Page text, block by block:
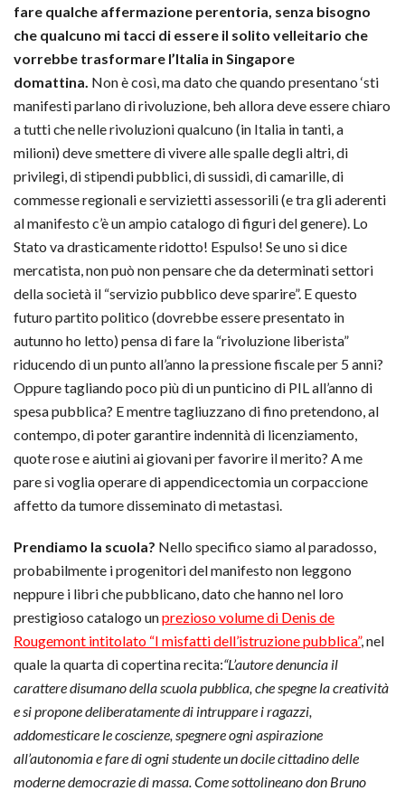
fare qualche affermazione perentoria, senza bisogno
che qualcuno mi tacci di essere il solito velleitario che
vorrebbe trasformare l’Italia in Singapore
domattina. Non è così, ma dato che quando presentano ‘sti
manifesti parlano di rivoluzione, beh allora deve essere chiaro
a tutti che nelle rivoluzioni qualcuno (in Italia in tanti, a
milioni) deve smettere di vivere alle spalle degli altri, di
privilegi, di stipendi pubblici, di sussidi, di camarille, di
commesse regionali e servizietti assessorili (e tra gli aderenti
al manifesto c’è un ampio catalogo di figuri del genere). Lo
Stato va drasticamente ridotto! Espulso! Se uno si dice
mercatista, non può non pensare che da determinati settori
della società il “servizio pubblico deve sparire”. E questo
futuro partito politico (dovrebbe essere presentato in
autunno ho letto) pensa di fare la “rivoluzione liberista”
riducendo di un punto all’anno la pressione fiscale per 5 anni?
Oppure tagliando poco più di un punticino di PIL all’anno di
spesa pubblica? E mentre tagliuzzano di fino pretendono, al
contempo, di poter garantire indennità di licenziamento,
quote rose e aiutini ai giovani per favorire il merito? A me
pare si voglia operare di appendicectomia un corpaccione
affetto da tumore disseminato di metastasi.
Prendiamo la scuola? Nello specifico siamo al paradosso,
probabilmente i progenitori del manifesto non leggono
neppure i libri che pubblicano, dato che hanno nel loro
prestigioso catalogo unprezioso volume di Denis de
Rougemont intitolato “I misfatti dell’istruzione pubblica”, nel
quale la quarta di copertina recita:“L’autoredenuncia il
carattere disumano della scuola pubblica, che spegne la creatività
e si propone deliberatamente di intruppare i ragazzi,
addomesticare le coscienze, spegnere ogni aspirazione
all’autonomia e fare di ogni studente un docile cittadino delle
moderne democrazie di massa. Come sottolineano don Bruno